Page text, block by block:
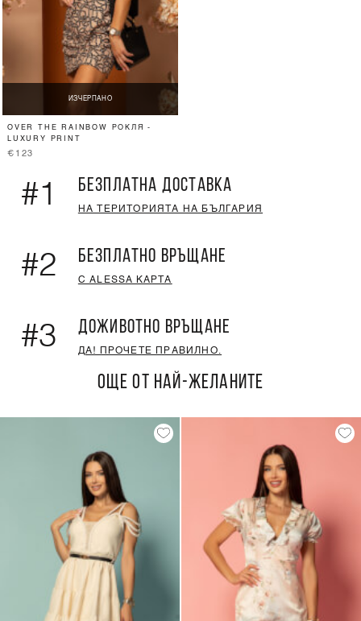
ИЗЧЕРПАНО
OVER THE RAINBOW РОКЛЯ -
LUXURY PRINT
€123
#1 БЕЗПЛАТНА ДОСТАВКА
НА ТЕРИТОРИЯТА НА БЪЛГАРИЯ
#2 БЕЗПЛАТНО ВРЪЩАНЕ
С ALESSA КАРТА
#3 ДОЖИВОТНО ВРЪЩАНЕ
ДА! ПРОЧЕТЕ ПРАВИЛНО.
ОЩЕ ОТ НАЙ-ЖЕЛАНИТЕ